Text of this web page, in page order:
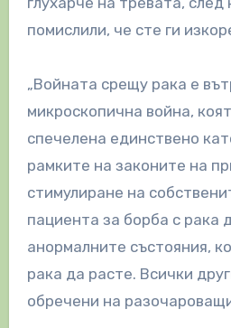
помислили, че сте ги
„Войната срещу рака е
микроскопична война,
спечелена единствено
рамките на законите на
стимулиране на
пациента за борба с рака
анормалните състояния,
рака да расте. Всички
обречени на